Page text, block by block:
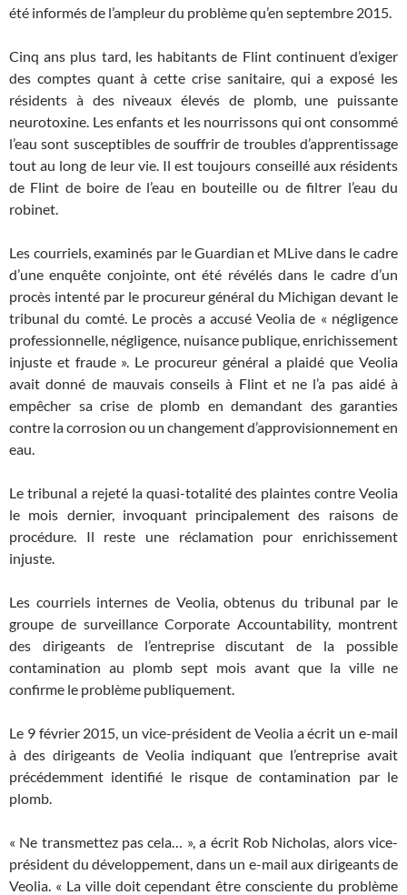
été informés de l’ampleur du problème qu’en septembre 2015.
Cinq ans plus tard, les habitants de Flint continuent d’exiger
des comptes quant à cette crise sanitaire, qui a exposé les
résidents à des niveaux élevés de plomb, une puissante
neurotoxine. Les enfants et les nourrissons qui ont consommé
l’eau sont susceptibles de souffrir de troubles d’apprentissage
tout au long de leur vie. Il est toujours conseillé aux résidents
de Flint de boire de l’eau en bouteille ou de filtrer l’eau du
robinet.
Les courriels, examinés par le Guardian et MLive dans le cadre
d’une enquête conjointe, ont été révélés dans le cadre d’un
procès intenté par le procureur général du Michigan devant le
tribunal du comté. Le procès a accusé Veolia de « négligence
professionnelle, négligence, nuisance publique, enrichissement
injuste et fraude ». Le procureur général a plaidé que Veolia
avait donné de mauvais conseils à Flint et ne l’a pas aidé à
empêcher sa crise de plomb en demandant des garanties
contre la corrosion ou un changement d’approvisionnement en
eau.
Le tribunal a rejeté la quasi-totalité des plaintes contre Veolia
le mois dernier, invoquant principalement des raisons de
procédure. Il reste une réclamation pour enrichissement
injuste.
Les courriels internes de Veolia, obtenus du tribunal par le
groupe de surveillance Corporate Accountability, montrent
des dirigeants de l’entreprise discutant de la possible
contamination au plomb sept mois avant que la ville ne
confirme le problème publiquement.
Le 9 février 2015, un vice-président de Veolia a écrit un e-mail
à des dirigeants de Veolia indiquant que l’entreprise avait
précédemment identifié le risque de contamination par le
plomb.
« Ne transmettez pas cela… », a écrit Rob Nicholas, alors vice-
président du développement, dans un e-mail aux dirigeants de
Veolia. « La ville doit cependant être consciente du problème